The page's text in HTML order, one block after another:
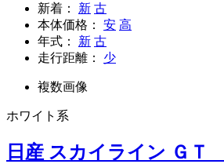
新着： 新 古
本体価格： 安 高
年式： 新 古
走行距離： 少
複数画像
ホワイト系
日産 スカイライン Ｇ